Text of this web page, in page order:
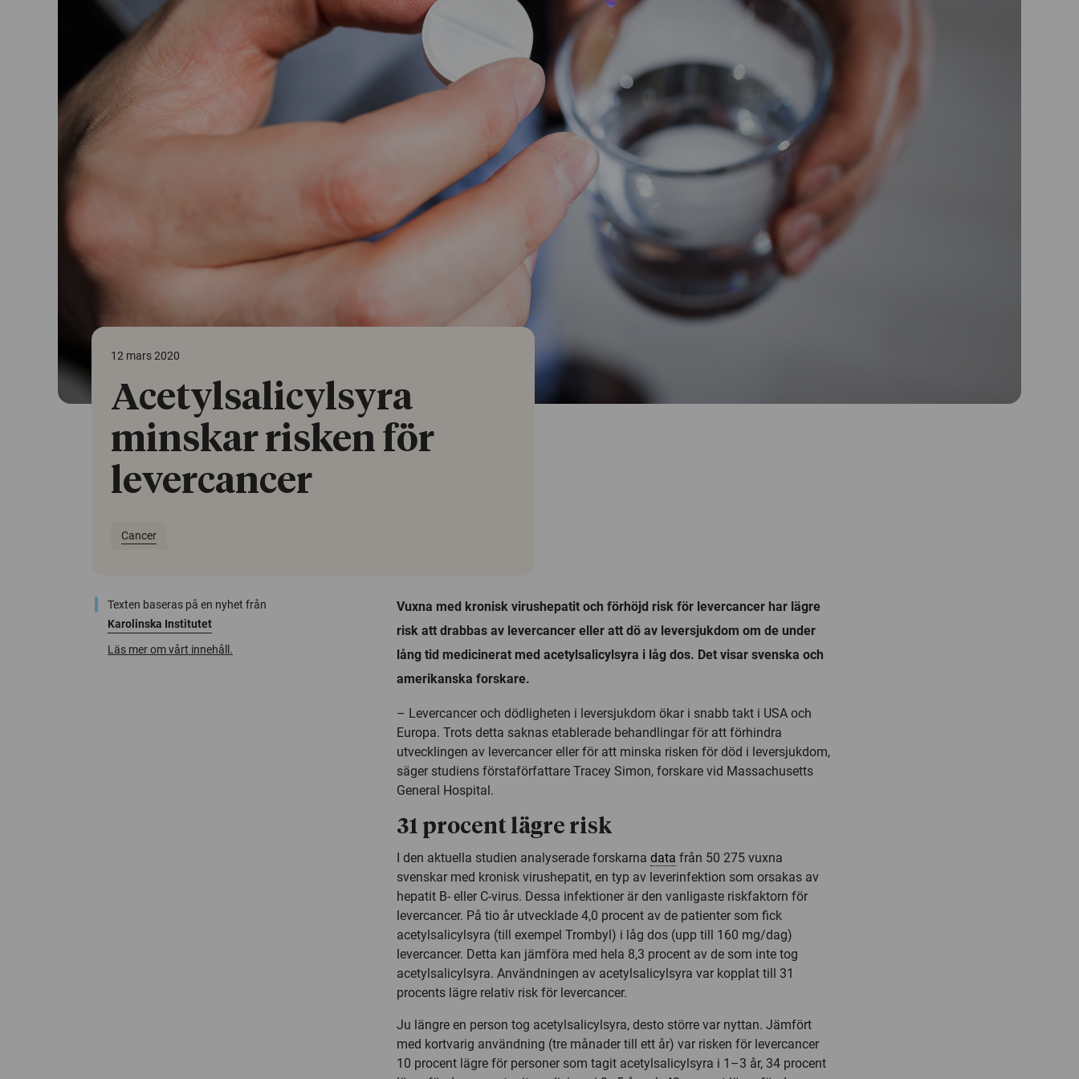
12 mars 2020
Acetylsalicylsyra
minskar risken för
levercancer
Cancer
Texten baseras på en nyhet från
Karolinska Institutet
Läs mer om vårt innehåll.
Vuxna med kronisk virushepatit och förhöjd risk för levercancer har lägre
risk att drabbas av levercancer eller att dö av leversjukdom om de under
lång tid medicinerat med acetylsalicylsyra i låg dos. Det visar svenska och
amerikanska forskare.
– Levercancer och dödligheten i leversjukdom ökar i snabb takt i USA och
Europa. Trots detta saknas etablerade behandlingar för att förhindra
utvecklingen av levercancer eller för att minska risken för död i leversjukdom,
säger studiens förstaförfattare Tracey Simon, forskare vid Massachusetts
General Hospital.
31 procent lägre risk
I den aktuella studien analyserade forskarna data från 50 275 vuxna
svenskar med kronisk virushepatit, en typ av leverinfektion som orsakas av
hepatit B- eller C-virus. Dessa infektioner är den vanligaste riskfaktorn för
levercancer. På tio år utvecklade 4,0 procent av de patienter som fick
acetylsalicylsyra (till exempel Trombyl) i låg dos (upp till 160 mg/dag)
levercancer. Detta kan jämföra med hela 8,3 procent av de som inte tog
acetylsalicylsyra. Användningen av acetylsalicylsyra var kopplat till 31
procents lägre relativ risk för levercancer.
Ju längre en person tog acetylsalicylsyra, desto större var nyttan. Jämfört
med kortvarig användning (tre månader till ett år) var risken för levercancer
10 procent lägre för personer som tagit acetylsalicylsyra i 1–3 år, 34 procent